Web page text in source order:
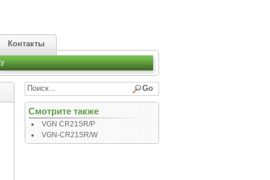
Контакты
Смотрите также
VGN CR21SR/P
VGN-CR21SR/W